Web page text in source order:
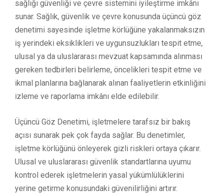
sağlığı güvenliği ve çevre sistemini iyileştirme imkânı
sunar. Sağlık, güvenlik ve çevre konusunda üçüncü göz
denetimi sayesinde işletme körlüğüne yakalanmaksızın
iş yerindeki eksiklikleri ve uygunsuzlukları tespit etme,
ulusal ya da uluslararası mevzuat kapsamında alınması
gereken tedbirleri belirleme, öncelikleri tespit etme ve
ikmal planlarına bağlanarak alınan faaliyetlerin etkinliğini
izleme ve raporlama imkânı elde edilebilir.
Üçüncü Göz Denetimi, işletmelere tarafsız bir bakış
açısı sunarak pek çok fayda sağlar. Bu denetimler,
işletme körlüğünü önleyerek gizli riskleri ortaya çıkarır.
Ulusal ve uluslararası güvenlik standartlarına uyumu
kontrol ederek işletmelerin yasal yükümlülüklerini
yerine getirme konusundaki güvenilirliğini artırır.